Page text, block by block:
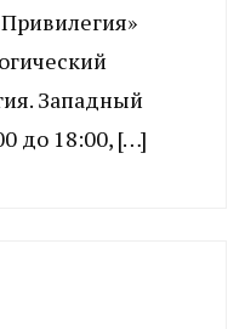
Западный
до 18:00, […]